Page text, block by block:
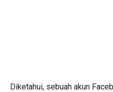
Diketahui, sebuah akun